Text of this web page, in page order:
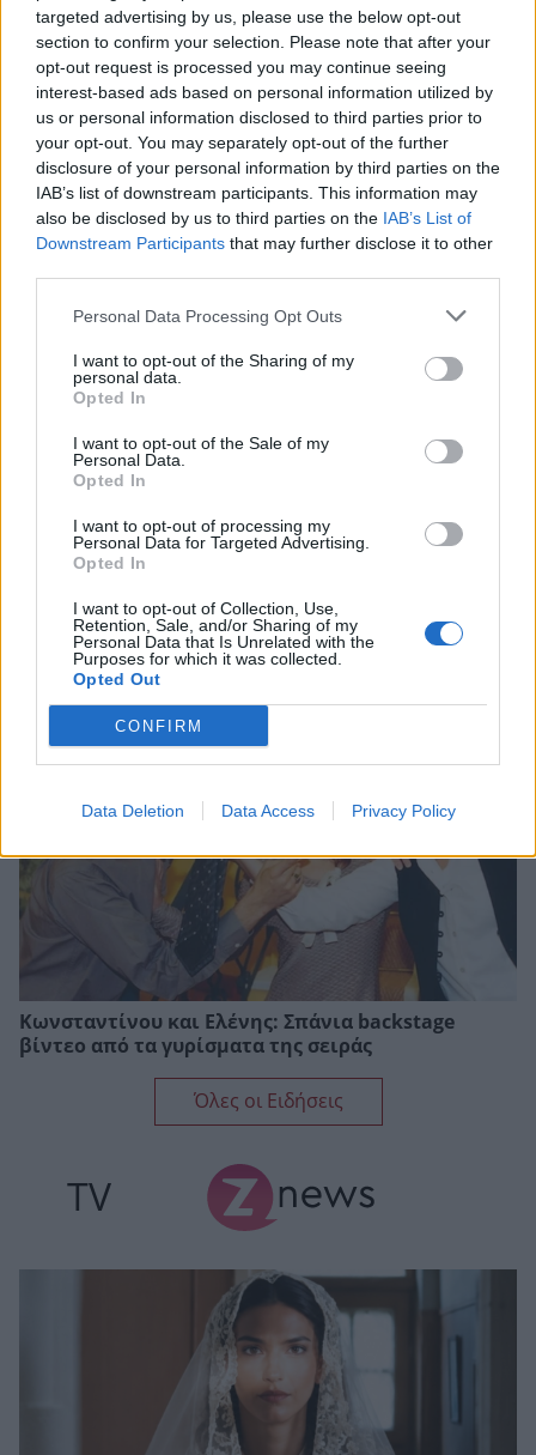
targeted advertising by us, please use the below opt-out
section to confirm your selection. Please note that after your
opt-out request is processed you may continue seeing
interest-based ads based on personal information utilized by
us or personal information disclosed to third parties prior to
your opt-out. You may separately opt-out of the further
disclosure of your personal information by third parties on the
IAB’s list of downstream participants. This information may
also be disclosed by us to third parties on the IAB’s List of
Downstream Participants that may further disclose it to other
Personal Data Processing Opt Outs
I want to opt-out of the Sharing of my
personal data.
Opted In
I want to opt-out of the Sale of my
Personal Data.
Opted In
I want to opt-out of processing my
Personal Data for Targeted Advertising.
Opted In
I want to opt-out of Collection, Use,
Retention, Sale, and/or Sharing of my
Personal Data that Is Unrelated with the
Purposes for which it was collected.
Opted Out
CONFIRM
Data Deletion Data Access Privacy Policy
Αγγελική Ηλιάδη: Η συγκλονιστική εξομολόγηση
για το θαύμα που βίωσε – «Είδα τον Χριστό
Αθηνά Οικονομάκου: Το απρόοπτο που
αντιμετώπισε στις διακοπές της στο Μπόρα
Μπόρα
Κωνσταντίνου και Ελένης: Σπάνια backstage
βίντεο από τα γυρίσματα της σειράς
Όλες οι Ειδήσεις
TV